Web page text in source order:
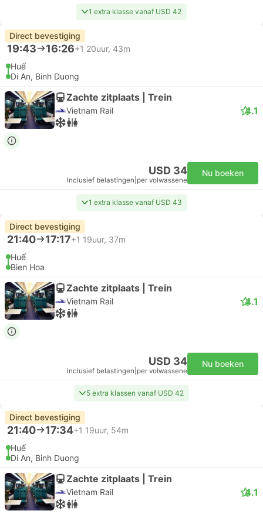
1 extra klasse vanaf USD 42
Direct bevestiging
19:43 16:26+1 20uur, 43m
Huế
Di An, Binh Duong
Zachte zitplaats | Trein
Vietnam Rail 4.1
USD 34
Inclusief belastingen per volwassene
Nu boeken
1 extra klasse vanaf USD 43
Direct bevestiging
21:40 17:17+1 19uur, 37m
Huế
Bien Hoa
Zachte zitplaats | Trein
Vietnam Rail 4.1
USD 34
Inclusief belastingen per volwassene
Nu boeken
5 extra klassen vanaf USD 42
Direct bevestiging
21:40 17:34+1 19uur, 54m
Huế
Di An, Binh Duong
Zachte zitplaats | Trein
Vietnam Rail 4.1